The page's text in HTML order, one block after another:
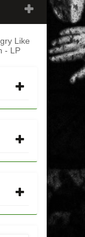
Like
- LP